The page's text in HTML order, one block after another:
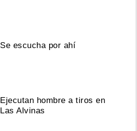
Se escucha por ahí
Ejecutan hombre a tiros en
Las Alvinas